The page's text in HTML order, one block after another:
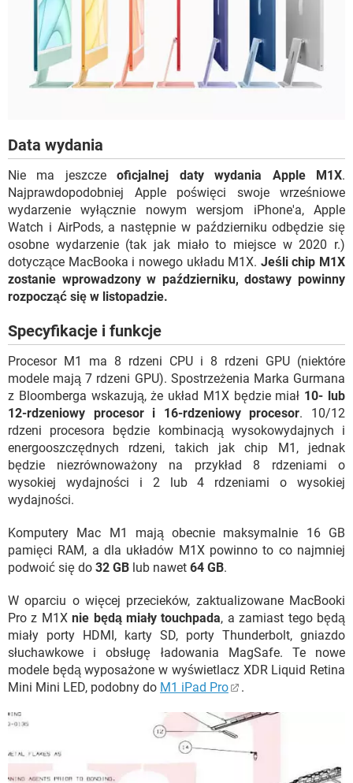
Data wydania
Nie ma jeszczeoficjalnej daty wydania Apple M1X.
Najprawdopodobniej Apple poświęci swoje wrześniowe
wydarzenie wyłącznie nowym wersjom iPhone'a, Apple
Watch i AirPods, a następnie w październiku odbędzie się
osobne wydarzenie (tak jak miało to miejsce w 2020 r.)
dotyczące MacBooka i nowego układu M1X. Jeśli chip M1X
zostanie wprowadzony w październiku, dostawy powinny
rozpocząć się w listopadzie.
Specyfikacje i funkcje
Procesor M1 ma 8 rdzeni CPU i 8 rdzeni GPU (niektóre
modele mają 7 rdzeni GPU). Spostrzeżenia Marka Gurmana
z Bloomberga wskazują, że układ M1X będzie miał 10- lub
12-rdzeniowy procesor i 16-rdzeniowy procesor. 10/12
rdzeni procesora będzie kombinacją wysokowydajnych i
energooszczędnych rdzeni, takich jak chip M1, jednak
będzie niezrównoważony na przykład 8 rdzeniami o
wysokiej wydajności i 2 lub 4 rdzeniami o wysokiej
wydajności.
Komputery Mac M1 mają obecnie maksymalnie 16 GB
pamięci RAM, a dla układów M1X powinno to co najmniej
podwoić się do 32 GB lub nawet 64 GB.
W oparciu o więcej przecieków, zaktualizowane MacBooki
Pro z M1Xnie będą miały touchpada, a zamiast tego będą
miały porty HDMI, karty SD, porty Thunderbolt, gniazdo
słuchawkowe i obsługę ładowania MagSafe. Te nowe
modele będą wyposażone w wyświetlacz XDR Liquid Retina
Mini Mini LED, podobny do M1 iPad Pro .